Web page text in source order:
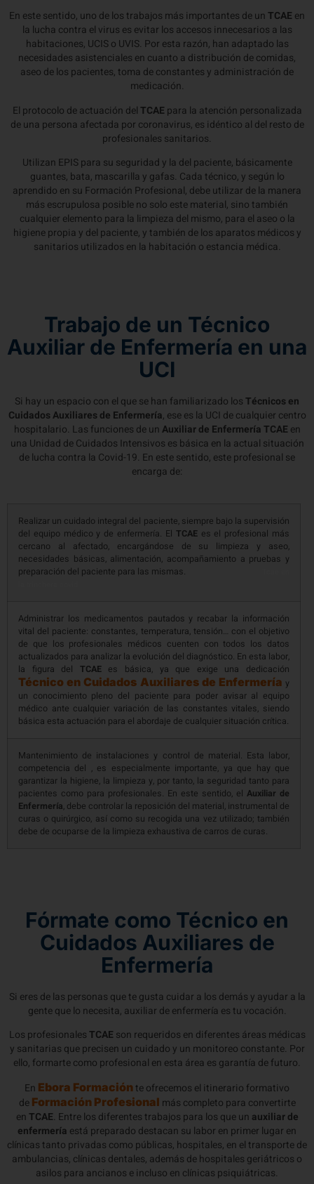
En este sentido, uno de los trabajos más importantes de unTCAE en
la lucha contra el virus es evitar los accesos innecesarios a las
habitaciones, UCIS o UVIS. Por esta razón, han adaptado las
necesidades asistenciales en cuanto a distribución de comidas,
aseo de los pacientes, toma de constantes y administración de
medicación.
El protocolo de actuación delTCAE para la atención personalizada
de una persona afectada por coronavirus, es idéntico al del resto de
profesionales sanitarios.
Utilizan EPIS para su seguridad y la del paciente, básicamente
guantes, bata, mascarilla y gafas. Cada técnico, y según lo
aprendido en su Formación Profesional, debe utilizar de la manera
más escrupulosa posible no solo este material, sino también
cualquier elemento para la limpieza del mismo, para el aseo o la
higiene propia y del paciente, y también de los aparatos médicos y
sanitarios utilizados en la habitación o estancia médica.
Trabajo de un Técnico
Auxiliar de Enfermería en una
UCI
Si hay un espacio con el que se han familiarizado losTécnicos en
Cuidados Auxiliares de Enfermería, ese es la UCI de cualquier centro
hospitalario. Las funciones de unAuxiliar de Enfermería TCAE en
una Unidad de Cuidados Intensivos es básica en la actual situación
de lucha contra la Covid-19. En este sentido, este profesional se
encarga de:
Realizar un cuidado integral del paciente, siempre bajo la supervisión
del equipo médico y de enfermería. El TCAEes el profesional más
cercano al afectado, encargándose de su limpieza y aseo,
necesidades básicas, alimentación, acompañamiento a pruebas y
preparación del paciente para las mismas.
Administrar los medicamentos pautados y recabar la información
vital del paciente: constantes, temperatura, tensión… con el objetivo
de que los profesionales médicos cuenten con todos los datos
actualizados para analizar la evolución del diagnóstico. En esta labor,
la figura del TCAEes básica, ya que exige una dedicación
Técnico en Cuidados Auxiliares de Enfermería y
un conocimiento pleno del paciente para poder avisar al equipo
médico ante cualquier variación de las constantes vitales, siendo
básica esta actuación para el abordaje de cualquier situación crítica.
Mantenimiento de instalaciones y control de material. Esta labor,
competencia del , es especialmente importante, ya que hay que
garantizar la higiene, la limpieza y, por tanto, la seguridad tanto para
pacientes como para profesionales. En este sentido, el Auxiliar de
Enfermería, debe controlar la reposición del material, instrumental de
curas o quirúrgico, así como su recogida una vez utilizado; también
debe de ocuparse de la limpieza exhaustiva de carros de curas.
Fórmate como Técnico en
Cuidados Auxiliares de
Enfermería
Si eres de las personas que te gusta cuidar a los demás y ayudar a la
gente que lo necesita, auxiliar de enfermería es tu vocación.
Los profesionalesTCAE son requeridos en diferentes áreas médicas
y sanitarias que precisen un cuidado y un monitoreo constante. Por
ello, formarte como profesional en esta área es garantía de futuro.
En Ebora Formación te ofrecemos el itinerario formativo
de Formación Profesional más completo para convertirte
enTCAE. Entre los diferentes trabajos para los que un auxiliar de
enfermería está preparado destacan su labor en primer lugar en
clínicas tanto privadas como públicas, hospitales, en el transporte de
ambulancias, clínicas dentales, además de hospitales geriátricos o
asilos para ancianos e incluso en clínicas psiquiátricas.